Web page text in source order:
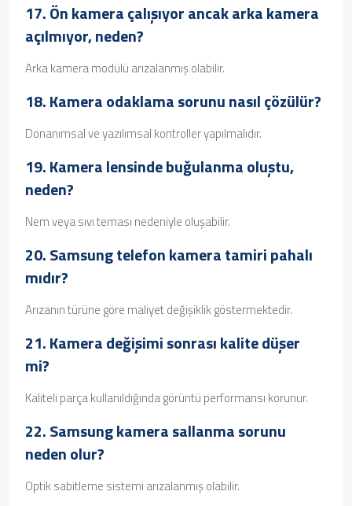
17. Ön kamera çalışıyor ancak arka kamera
açılmıyor, neden?
Arka kamera modülü arızalanmış olabilir.
18. Kamera odaklama sorunu nasıl çözülür?
Donanımsal ve yazılımsal kontroller yapılmalıdır.
19. Kamera lensinde buğulanma oluştu,
neden?
Nem veya sıvı teması nedeniyle oluşabilir.
20.Samsung telefon kamera tamiripahalı
mıdır?
Arızanın türüne göre maliyet değişiklik göstermektedir.
21. Kamera değişimi sonrası kalite düşer
mi?
Kaliteli parça kullanıldığında görüntü performansı korunur.
22. Samsung kamera sallanma sorunu
neden olur?
Optik sabitleme sistemi arızalanmış olabilir.